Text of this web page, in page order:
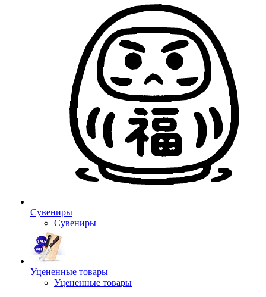
Сувениры
Сувениры
Уцененные товары
Уцененные товары